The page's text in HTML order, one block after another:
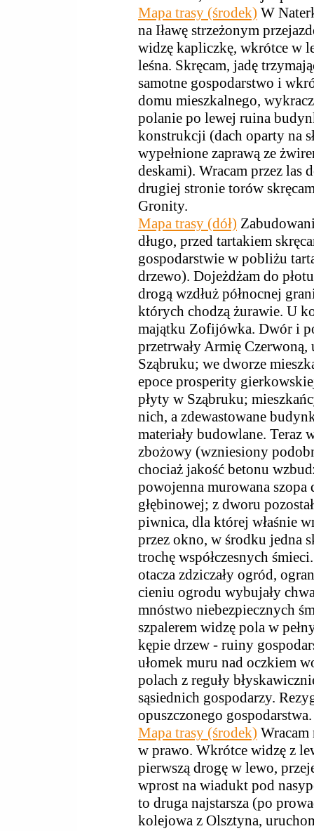
Mapa trasy (środek) W
na Iławę strzeżonym
widzę kapliczkę, wkrótce w
leśna. Skręcam, jadę
samotne gospodarstwo i
domu mieszkalnego,
polanie po lewej ruina
konstrukcji (dach oparty na
wypełnione zaprawą ze
deskami). Wracam przez las
drugiej stronie torów
Gronity.
Mapa trasy (dół)
długo, przed tartakiem
gospodarstwie w pobliżu
drzewo). Dojeżdżam do
drogą wzdłuż północnej
których chodzą żurawie. U
majątku Zofijówka. Dwór i
przetrwały Armię
Sząbruku; we dworze
epoce prosperity
płyty w Sząbruku;
nich, a zdewastowane
materiały budowlane.
zbożowy (wzniesiony
chociaż jakość betonu
powojenna murowana
głębinowej; z dworu
piwnica, dla której właśnie
przez okno, w środku jedna
trochę współczesnych
otacza zdziczały ogród,
cieniu ogrodu wybujały
mnóstwo niebezpiecznych
szpalerem widzę pola w
kępie drzew - ruiny
ułomek muru nad oczkiem
polach z reguły
sąsiednich gospodarzy.
opuszczonego gospodarstwa.
Mapa trasy (środek)
w prawo. Wkrótce widzę z
pierwszą drogę w lewo,
wprost na wiadukt pod
to druga najstarsza (po
kolejowa z Olsztyna,